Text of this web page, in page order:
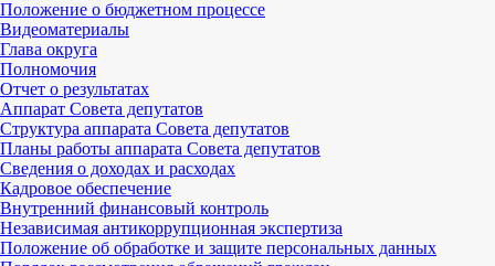
Положение о бюджетном процессе
Видеоматериалы
Глава округа
Полномочия
Отчет о результатах
Аппарат Совета депутатов
Структура аппарата Совета депутатов
Планы работы аппарата Совета депутатов
Сведения о доходах и расходах
Кадровое обеспечение
Внутренний финансовый контроль
Независимая антикоррупционная экспертиза
Положение об обработке и защите персональных данных